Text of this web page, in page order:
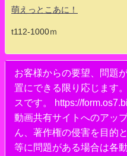
萌えっとこあに！
t112-1000ｍ
お客様からの要望、問題
置にできる限り応じます
スです。 https://
動画共有サイトへのアッ
ん、著作権の侵害を目的
等に問題がある場合は各